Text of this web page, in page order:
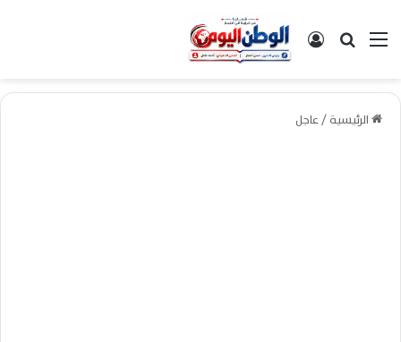
القائمةبحث عن تسجيل الدخول
الرئيسية/عاجل